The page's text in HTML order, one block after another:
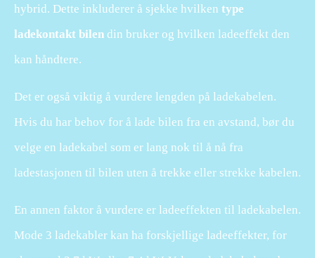
hybrid. Dette inkluderer å sjekke hvilken type
ladekontakt bilen din bruker og hvilken ladeeffekt den
kan håndtere.
Det er også viktig å vurdere lengden på ladekabelen.
Hvis du har behov for å lade bilen fra en avstand, bør du
velge en ladekabel som er lang nok til å nå fra
ladestasjonen til bilen uten å trekke eller strekke kabelen.
En annen faktor å vurdere er ladeeffekten til ladekabelen.
Mode 3 ladekabler kan ha forskjellige ladeeffekter, for